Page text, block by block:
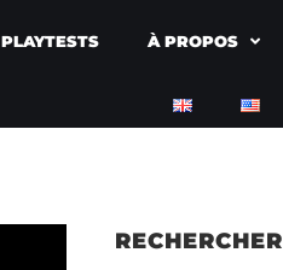
PLAYTESTS À PROPOS
RECHERCHER